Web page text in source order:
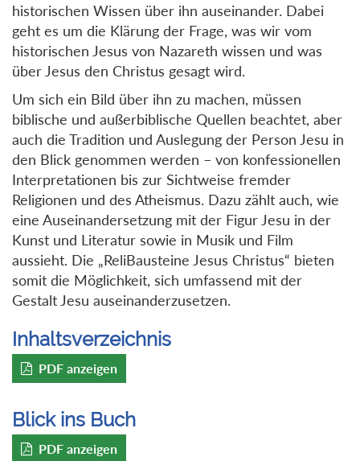
historischen Wissen über ihn auseinander. Dabei
geht es um die Klärung der Frage, was wir vom
historischen Jesus von Nazareth wissen und was
über Jesus den Christus gesagt wird.
Um sich ein Bild über ihn zu machen, müssen
biblische und außerbiblische Quellen beachtet, aber
auch die Tradition und Auslegung der Person Jesu in
den Blick genommen werden – von konfessionellen
Interpretationen bis zur Sichtweise fremder
Religionen und des Atheismus. Dazu zählt auch, wie
eine Auseinandersetzung mit der Figur Jesu in der
Kunst und Literatur sowie in Musik und Film
aussieht. Die „ReliBausteine Jesus Christus“ bieten
somit die Möglichkeit, sich umfassend mit der
Gestalt Jesu auseinanderzusetzen.
Inhaltsverzeichnis
PDF anzeigen
Blick ins Buch
PDF anzeigen